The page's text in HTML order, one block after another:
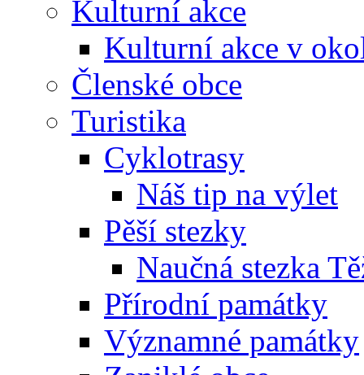
Kulturní akce
Kulturní akce v
Členské obce
Turistika
Cyklotrasy
Náš tip na výlet
Pěší stezky
Naučná stezka
Přírodní památky
Významné památky